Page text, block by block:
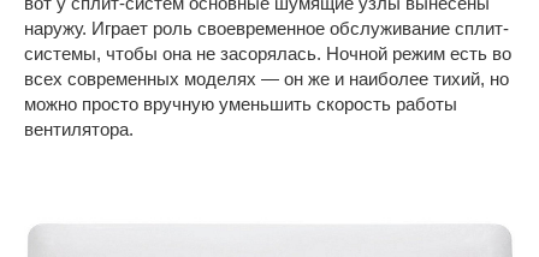
наружу. Играет роль своевременное обслуживание сплит-
системы, чтобы она не засорялась. Ночной режим есть во
всех современных моделях — он же и наиболее тихий, но
можно просто вручную уменьшить скорость работы
вентилятора.